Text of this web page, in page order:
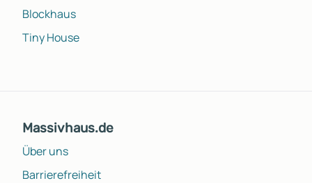
Blockhaus
Tiny House
Massivhaus.de
Über uns
Barrierefreiheit